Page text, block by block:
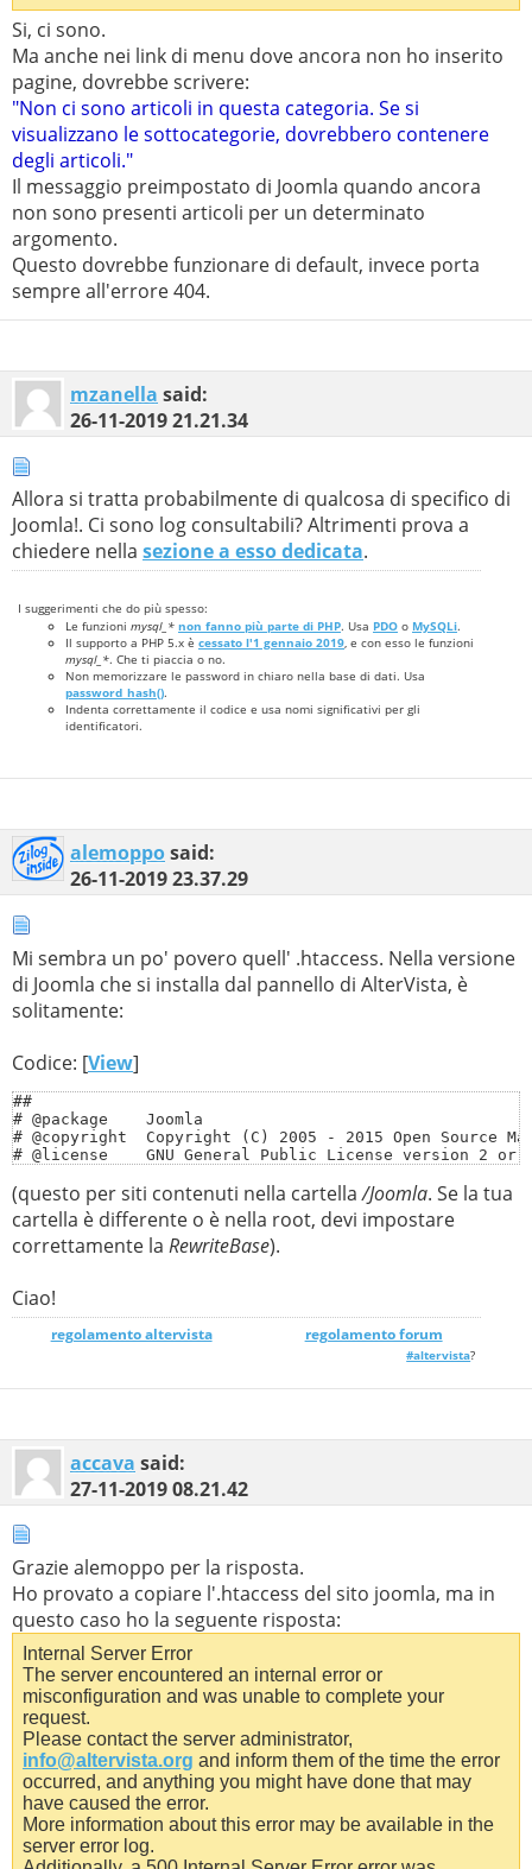
Si, ci sono.
Ma anche nei link di menu dove ancora non ho inserito
pagine, dovrebbe scrivere:
"Non ci sono articoli in questa categoria. Se si
visualizzano le sottocategorie, dovrebbero contenere
degli articoli."
Il messaggio preimpostato di Joomla quando ancora
non sono presenti articoli per un determinato
argomento.
Questo dovrebbe funzionare di default, invece porta
sempre all'errore 404.
mzanella said:
26-11-201921.21.34
Allora si tratta probabilmente di qualcosa di specifico di
Joomla!. Ci sono log consultabili? Altrimenti prova a
chiedere nella sezione a esso dedicata.
I suggerimenti che do più spesso:
Le funzioni mysql_* non fanno più parte di PHP. Usa PDO o MySQLi.
Il supporto a PHP 5.x è cessato l'1 gennaio 2019, e con esso le funzioni
mysql_*. Che ti piaccia o no.
Non memorizzare le password in chiaro nella base di dati. Usa
password_hash().
Indenta correttamente il codice e usa nomi significativi per gli
identificatori.
alemopposaid:
26-11-201923.37.29
Mi sembra un po' povero quell' .htaccess. Nella versione
di Joomla che si installa dal pannello di AlterVista, è
solitamente:
Codice: [View]
##
# @package    Joomla
# @copyright  Copyright (C) 2005 - 2015 Open Source
# @license    GNU General Public License version 2 or
##
# READ THIS COMPLETELY IF YOU CHOOSE TO USE THIS FILE!
#
# The line just below this section: 'Options
# be set by your server administrator in a way that
# your .htaccess file.  If using it causes your
# beginning of line), reload your site in your
# it has been set by your server administrator and
#IndexIgnore *
# /* fine */
## Can be commented out if causes errors, see notes
Options +FollowSymlinks
Options -Indexes
## Mod_rewrite in use.
RewriteEngine On
## Begin - Rewrite rules to block out some common
# If you experience problems on your site block out
# This attempts to block the most common type of
# Block out any script trying to base64_encode data
RewriteCond %{QUERY_STRING}
# Block out any script that includes a <script> tag in
RewriteCond %{QUERY_STRING}
# Block out any script trying to set a PHP GLOBALS
RewriteCond %{QUERY_STRING} GLOBALS(=|\[|\%[0-9A-
# Block out any script trying to modify a _REQUEST
RewriteCond %{QUERY_STRING} _REQUEST(=|\[|\%[0-9A-
# Return 403 Forbidden header and show the content of
(questo per siti contenuti nella cartella/Joomla. Se la tua
cartella è differente o è nella root, devi impostare
correttamente la RewriteBase).
Ciao!
regolamento altervista_______________ regolamento forum
#altervista?
accava said:
27-11-201908.21.42
Grazie alemoppo per la risposta.
Ho provato a copiare l'.htaccess del sito joomla, ma in
questo caso ho la seguente risposta:
Internal Server Error
The server encountered an internal error or
misconfiguration and was unable to complete your
request.
Please contact the server administrator,
info@altervista.org and inform them of the time the error
occurred, and anything you might have done that may
have caused the error.
More information about this error may be available in the
server error log.